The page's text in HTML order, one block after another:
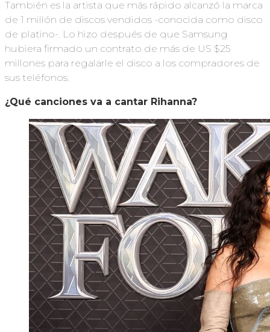
También es la artista que más rápido alcanzó la marca
de 1 millón de discos vendidos -conocida como disco
de platino-. Lo hizo después de que Samsung
hubiera firmado un contrato de más de US $25
millones para regalarle el disco a los compradores de
sus teléfonos.
¿Qué canciones va a cantar Rihanna?